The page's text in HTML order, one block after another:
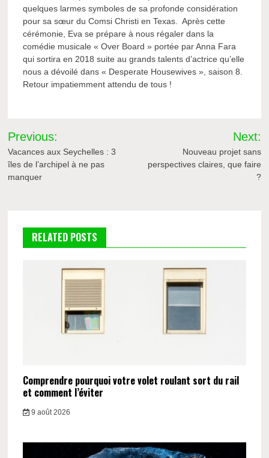
quelques larmes symboles de sa profonde considération
pour sa sœur du Comsi Christi en Texas. Après cette
cérémonie, Eva se prépare à nous régaler dans la
comédie musicale « Over Board » portée par Anna Fara
qui sortira en 2018 suite au grands talents d’actrice qu’elle
nous a dévoilé dans « Desperate Housewives », saison 8.
Retour impatiemment attendu de tous !
Navigation
de
l’article
Previous:
Vacances aux Seychelles : 3
îles de l’archipel à ne pas
manquer
Next:
Nouveau projet sans
perspectives claires, que faire
?
RELATED POSTS
Comprendre pourquoi votre volet roulant sort du rail
et comment l’éviter
9 août 2026